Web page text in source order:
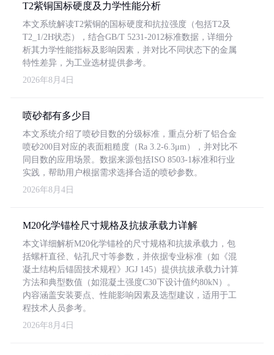
T2紫铜国标硬度及力学性能分析
本文系统解读T2紫铜的国标硬度和抗拉强度（包括T2及
T2_1/2H状态），结合GB/T 5231-2012标准数据，详细分
析其力学性能指标及影响因素，并对比不同状态下的金属
特性差异，为工业选材提供参考。
2026年8月4日
喷砂都有多少目
本文系统介绍了喷砂目数的分级标准，重点分析了铝合金
喷砂200目对应的表面粗糙度（Ra 3.2-6.3μm），并对比不
同目数的应用场景。数据来源包括ISO 8503-1标准和行业
实践，帮助用户根据需求选择合适的喷砂参数。
2026年8月4日
M20化学锚栓尺寸规格及抗拔承载力详解
本文详细解析M20化学锚栓的尺寸规格和抗拔承载力，包
括螺杆直径、钻孔尺寸等参数，并依据专业标准（如《混
凝土结构后锚固技术规程》JGJ 145）提供抗拔承载力计算
方法和典型数值（如混凝土强度C30下设计值约80kN）。
内容涵盖安装要点、性能影响因素及选型建议，适用于工
程技术人员参考。
2026年8月4日